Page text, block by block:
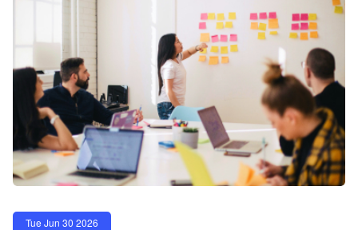
Tue Jun 30 2026